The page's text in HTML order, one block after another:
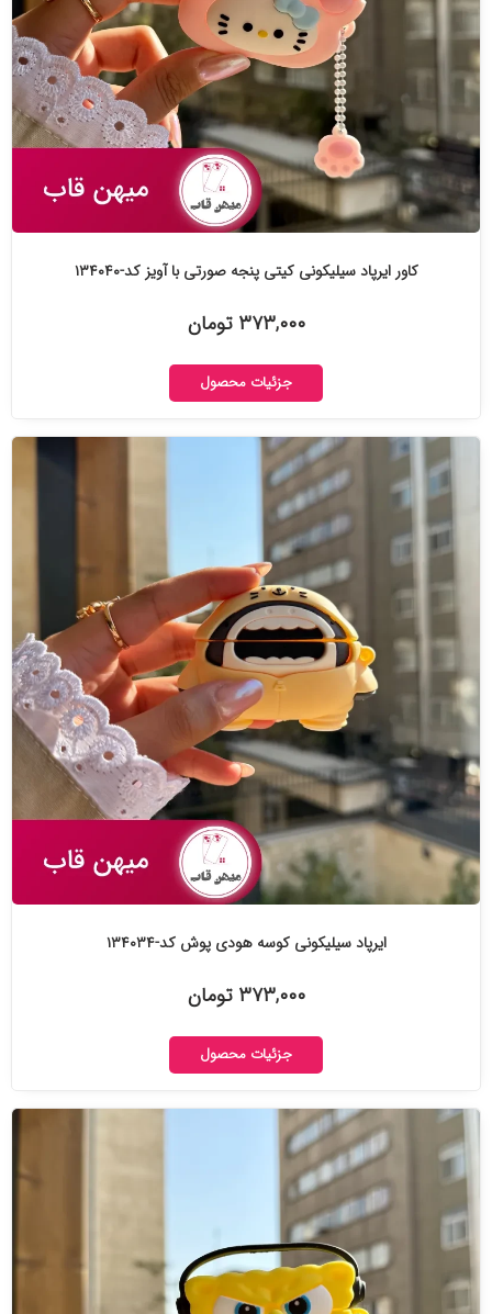
کاور ایرپاد سیلیکونی کیتی پنجه صورتی با آویز کد-۱۳۴۰۴۰
۳۷۳,۰۰۰ تومان
جزئیات محصول
ایرپاد سیلیکونی کوسه هودی پوش کد-۱۳۴۰۳۴
۳۷۳,۰۰۰ تومان
جزئیات محصول